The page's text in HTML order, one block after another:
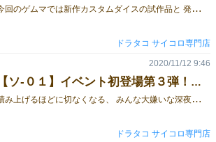
今
回のゲムマでは新作カスタムダイスの試作品と 発売準備中の製品版（実物）を一足早くご覧頂くことが出来ます！！ + 売り切れの幻想色彩（店長の私物です。） ＜ 試 作 品 ＞餓者髑髏 ～がしゃどくろ～ コロナによる国際配送網の縮小によって10ヶ月以上も計画が止まっている「餓者髑髏～がしゃどくろ～」 サイコロの縁を「デザインの範囲外」として考えるのではなく「額縁」として考えることで誕生したサイコロです。 国際配送網が復活したらクラウドファンディングで3色ぐらいの製造を試みる予定です。 ＜ 試 作 品 ＞星の道 来週には完成して工場から日本へ発送となる12面体サイコロ「星の道」 各星座を構成する星々を繋ぐ線（星座線）を12面体に写しこみました。 ※青いサイコロの本体効果が製品版と異なりますが大体のイメージは同じです。 【 製 品 版 】ミュージアムダイス 本物の化石を透明な樹脂で包み、 1の面を空白にする事で中の化石を鑑賞できるようにした「ミュージアムダイス」 当初はウンコの化石を削ってサイコロにする予定でしたが、削りカスが空中を舞うのが嫌なのでこの案になりました。 ※ハンドメイドの為、機械の精密さ・綺麗さはありませんが面白いサイコロです。 【ソ-０１】ドラタコのブースにお越しの際は是非ご覧ください。 ※当日は新型コロナウイルス感染症対策として飛沫防止シート・マスクでの接客となります。予めご了承ください。 ドラタコ
ドラタコ サイコロ専門店
【ソ-０１】イベント初登場第３弾！深夜残業
積
み上げるほどに切なくなる、 みんな大嫌いな深夜残業を表現したサイコロがイベント初登場！ ◆深夜残業ダイス（社畜ダイス）畜光塗料使用 深夜残業ダイスセットの特徴 選べる企業規模。大企業 or 中小企業 浮かび上がる働く人のシルエット 下層・中層・上層サイコロの全3種でビルを構成 深夜残業ダイスはビルらしさを出す為に3種類のサイコロを組み合わせる事でビルになる仕様です。 ◆下層サイコロ（玄関付き） ◆中層サイコロ（全面窓） ◆上層サイコロ（ヘリポート付き） 深夜残業ダイス（社畜ダイス）は6階建ての大企業、3階建ての中小企業の2種類から お好きな規模をお選びいただけます。 ◆深夜残業ダイス（社畜ダイス）畜光塗料使用 ※当日は新型コロナウイルス感染症対策として飛沫防止シート・マスクでの接客となります。予めご了承ください。 ドラタコ
2020/11/12 9:46
ドラタコ サイコロ専門店